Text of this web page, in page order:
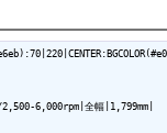
6,000rpm|全幅|1,799mm|